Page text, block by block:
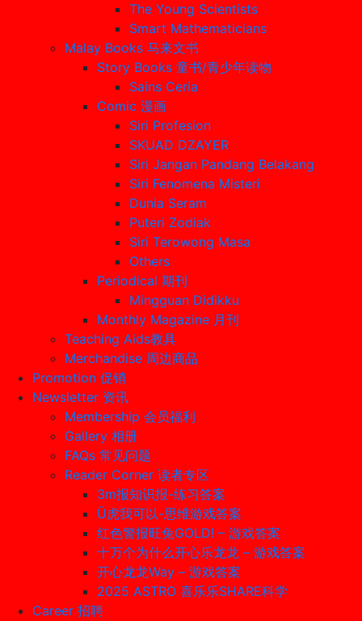
The Young Scientists
Smart Mathematicians
Malay Books 马来文书
Story Books 童书/青少年读物
Sains Ceria
Comic 漫画
Siri Profesion
SKUAD DZAYER
Siri Jangan Pandang Belakang
Siri Fenomena Misteri
Dunia Seram
Puteri Zodiak
Siri Terowong Masa
Others
Periodical 期刊
Mingguan Didikku
Monthly Magazine 月刊
Teaching Aids教具
Merchandise 周边商品
Promotion 促销
Newsletter 资讯
Membership 会员福利
Gallery 相册
FAQs 常见问题
Reader Corner 读者专区
3m报知识报-练习答案
Ü虎我可以-思维游戏答案
红色警报旺兔GOLD! – 游戏答案
十万个为什么开心乐龙龙 – 游戏答案
开心龙龙Way – 游戏答案
2025 ASTRO 喜乐乐SHARE科学
Career 招聘